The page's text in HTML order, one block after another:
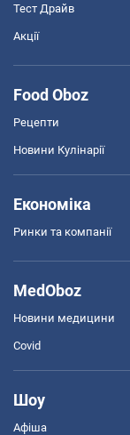
Тест Драйв
Акції
Food Oboz
Рецепти
Новини Кулінарії
Економіка
Ринки та компанії
MedOboz
Новини медицини
Covid
Шоу
Афіша